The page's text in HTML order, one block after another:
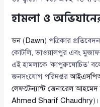
হামলা ও
ডন( Dawn) পত্রিকার
কোটলি, ভাওয়ালপুর এবং
এই হামলাকে ‘কাপুরুষোচিত’ বলে
জনসংযোগ পরিদপ্তর
লেফটেন্যান্ট জেনারেল
Ahmed Sharif Chaudhry